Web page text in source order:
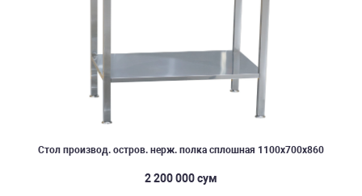
Стол производ. остров. нерж. полка сплошная 1100х700х860
2 200 000 сум